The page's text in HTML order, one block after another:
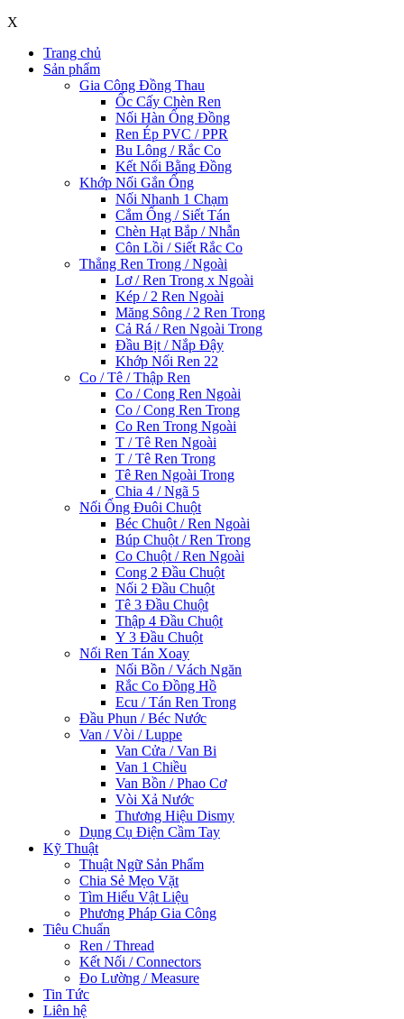
X
Trang chủ
Sản phẩm
Gia Công Đồng Thau
Ốc Cấy Chèn Ren
Nối Hàn Ống Đồng
Ren Ép PVC / PPR
Bu Lông / Rắc Co
Kết Nối Bằng Đồng
Khớp Nối Gắn Ống
Nối Nhanh 1 Chạm
Cắm Ống / Siết Tán
Chèn Hạt Bắp / Nhẫn
Côn Lồi / Siết Rắc Co
Thẳng Ren Trong / Ngoài
Lơ / Ren Trong x Ngoài
Kép / 2 Ren Ngoài
Măng Sông / 2 Ren Trong
Cả Rá / Ren Ngoài Trong
Đầu Bịt / Nắp Đậy
Khớp Nối Ren 22
Co / Tê / Thập Ren
Co / Cong Ren Ngoài
Co / Cong Ren Trong
Co Ren Trong Ngoài
T / Tê Ren Ngoài
T / Tê Ren Trong
Tê Ren Ngoài Trong
Chia 4 / Ngã 5
Nối Ống Đuôi Chuột
Béc Chuột / Ren Ngoài
Búp Chuột / Ren Trong
Co Chuột / Ren Ngoài
Cong 2 Đầu Chuột
Nối 2 Đầu Chuột
Tê 3 Đầu Chuột
Thập 4 Đầu Chuột
Y 3 Đầu Chuột
Nối Ren Tán Xoay
Nối Bồn / Vách Ngăn
Rắc Co Đồng Hồ
Ecu / Tán Ren Trong
Đầu Phun / Béc Nước
Van / Vòi / Luppe
Van Cửa / Van Bi
Van 1 Chiều
Van Bồn / Phao Cơ
Vòi Xả Nước
Thương Hiệu Dismy
Dụng Cụ Điện Cầm Tay
Kỹ Thuật
Thuật Ngữ Sản Phẩm
Chia Sẻ Mẹo Vặt
Tìm Hiểu Vật Liệu
Phương Pháp Gia Công
Tiêu Chuẩn
Ren / Thread
Kết Nối / Connectors
Đo Lường / Measure
Tin Tức
Liên hệ